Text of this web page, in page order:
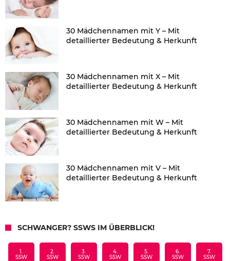
30 Mädchennamen mit Y – Mit
detaillierter Bedeutung & Herkunft
30 Mädchennamen mit X – Mit
detaillierter Bedeutung & Herkunft
30 Mädchennamen mit W – Mit
detaillierter Bedeutung & Herkunft
30 Mädchennamen mit V – Mit
detaillierter Bedeutung & Herkunft
SCHWANGER? SSWS IM ÜBERBLICK!
1.
SSW
2.
SSW
3.
SSW
4.
SSW
5.
SSW
6.
SSW
7.
SSW